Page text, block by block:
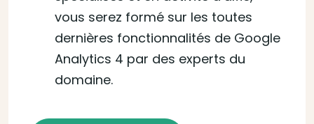
vous serez formé sur les toutes
dernières fonctionnalités de Google
Analytics 4 par des experts du
domaine.